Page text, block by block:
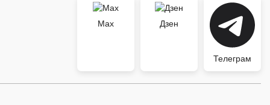
Max Дзен
Телеграм